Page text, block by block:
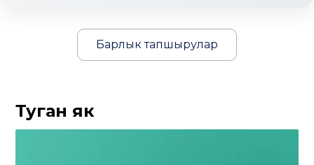
Барлык тапшырулар
Туган як